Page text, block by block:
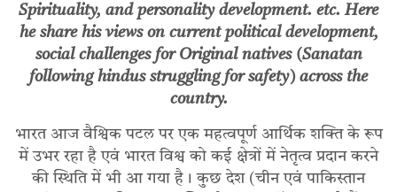
Spirituality, and personality development. etc. Here
he share his views on current political development,
social challenges for Original natives (Sanatan
following hindus struggling for safety) across the
country.
भारत आज वैश्विक पटल पर एक महत्वपूर्ण आर्थिक शक्ति के रूप
में उभर रहा है एवं भारत विश्व को कई क्षेत्रों में नेतृत्व प्रदान करने
की स्थिति में भी आ गया है। कुछ देश (चीन एवं पाकिस्तान